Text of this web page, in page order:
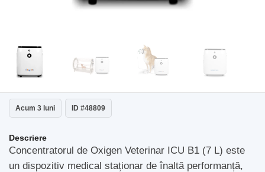
Acum 3 luni ID #48809
Descriere
Concentratorul de Oxigen Veterinar ICU B1 (7 L) este
un dispozitiv medical staționar de înaltă performanță,